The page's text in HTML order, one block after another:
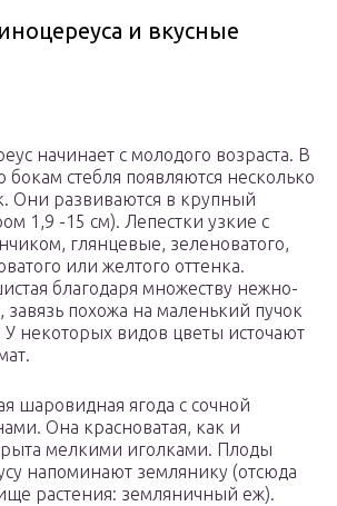
и вкусные
начинает с молодого возраста. В
бокам стебля появляются несколько
Они развиваются в крупный
1,9 -15 см). Лепестки узкие с
глянцевые, зеленоватого,
или желтого оттенка.
благодаря множеству нежно-
похожа на маленький пучок
некоторых видов цветы источают
шаровидная ягода с сочной
Она красноватая, как и
мелкими иголками. Плоды
напоминают землянику (отсюда
растения: земляничный еж).